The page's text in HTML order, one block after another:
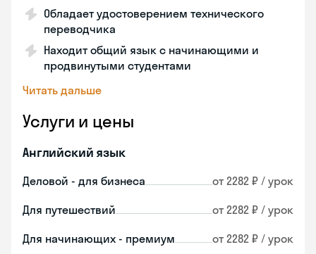
Обладает удостоверением технического
переводчика
Находит общий язык с начинающими и
продвинутыми студентами
Читать дальше
Услуги и цены
Английский язык
Деловой - для бизнеса от 2282 ₽ / урок
Для путешествий от 2282 ₽ / урок
Для начинающих - премиум от 2282 ₽ / урок